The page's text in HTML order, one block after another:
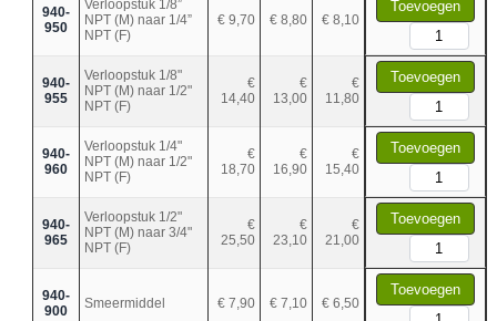
940-
950
Verloopstuk 1/8”
NPT (M) naar 1/4”
NPT (F)
€ 9,70 € 8,80 € 8,10
Toevoegen
940-
955
Verloopstuk 1/8"
NPT (M) naar 1/2"
NPT (F)
€
14,40
€
13,00
€
11,80
Toevoegen
940-
960
Verloopstuk 1/4"
NPT (M) naar 1/2"
NPT (F)
€
18,70
€
16,90
€
15,40
Toevoegen
940-
965
Verloopstuk 1/2"
NPT (M) naar 3/4"
NPT (F)
€
25,50
€
23,10
€
21,00
Toevoegen
940-
900
Smeermiddel € 7,90 € 7,10 € 6,50
Toevoegen